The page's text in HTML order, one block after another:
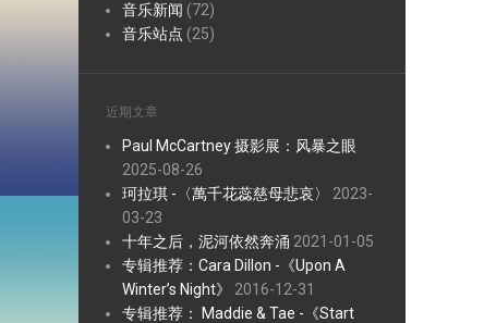
音乐新闻 (72)
音乐站点 (25)
近期文章
Paul McCartney 摄影展：风暴之眼
2025-08-26
珂拉琪 -〈萬千花蕊慈母悲哀〉
2023-
03-23
十年之后，泥河依然奔涌 2021-01-05
专辑推荐：Cara Dillon -《Upon A
Winter’s Night》
2016-12-31
专辑推荐： Maddie & Tae -《Start